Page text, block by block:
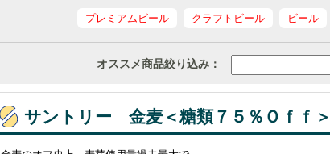
プレミアムビール クラフトビール ビール
オススメ商品絞り込み：
サントリー 金麦＜糖類７５％Ｏｆｆ